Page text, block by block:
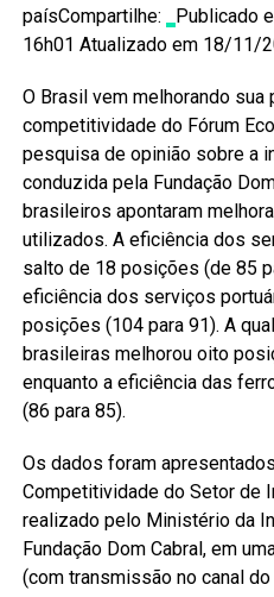
paísCompartilhe:
Publicado
16h01 Atualizado em 18/11/
O Brasil vem melhorando sua
competitividade do Fórum
pesquisa de opinião sobre a
conduzida pela Fundação
brasileiros apontaram
utilizados. A eficiência dos
salto de 18 posições (de 85
eficiência dos serviços
posições (104 para 91). A
brasileiras melhorou oito
enquanto a eficiência das
(86 para 85).
Os dados foram
Competitividade do Setor de
realizado pelo Ministério da
Fundação Dom Cabral, em
(com transmissão no canal